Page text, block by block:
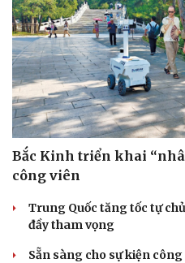
Bắc Kinh triển khai
công viên
Trung Quốc tăng tốc tự
đầy tham vọng
Sẵn sàng cho sự kiện